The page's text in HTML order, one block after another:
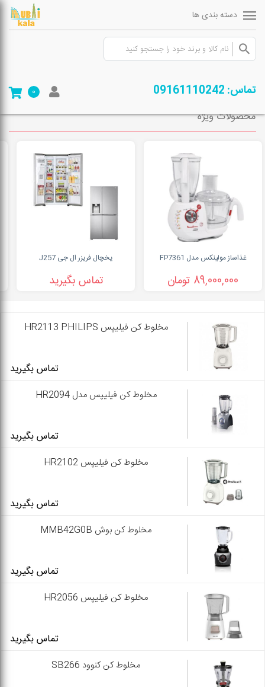
دسته بندی ها
تماس: 09161110242 0
صفحه ی اصلی/فروشگاه/لوازم خانگی مخلوط کن
محصولات ویژه
غذاساز مولینکس مدل FP7361
89,000,000 تومان
یخچال فریزر ال جی J257
تماس بگیرید
مخلوط کن فیلیپس HR2113 PHILIPS
تماس بگیرید
مخلوط کن فیلیپس مدل HR2094
تماس بگیرید
مخلوط کن فیلیپس HR2102
تماس بگیرید
مخلوط کن بوش MMB42G0B
تماس بگیرید
مخلوط کن فیلیپس HR2056
تماس بگیرید
مخلوط کن کنوود SB266